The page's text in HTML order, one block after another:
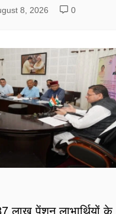
8, 2026 0
लाख पेंशन लाभार्थियों के